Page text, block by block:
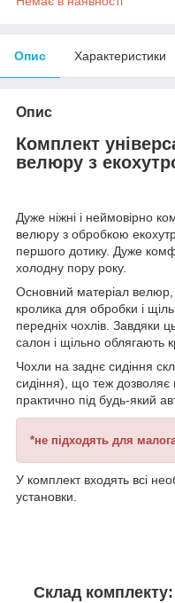
Опис Характеристики
Опис
Комплект
велюру з
Дуже ніжні і неймовірно
велюру з обробкою
першого дотику. Дуже
холодну пору року.
Основний матеріал велюр,
кролика для обробки і
передніх чохлів. Завдяки
салон і щільно облягають
Чохли на заднє сидіння
сидіння), що теж дозволяє
практично під будь-який
*не підходять для
У комплект входять всі
установки.
Склад комплекту: